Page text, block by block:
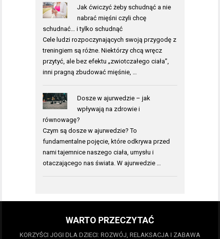
Jak ćwiczyć żeby schudnąć a nie
nabrać mięśni czyli chcę
schudnać… i tylko schudnąć
Cele ludzi rozpoczynających swoją przygodę z
treningiem są różne. Niektórzy chcą wręcz
przytyć, ale bez efektu „zwiotczałego ciała”,
inni pragną zbudować mięśnie, …
Dosze w ajurwedzie – jak
wpływają na zdrowie i
równowagę?
Czym są dosze w ajurwedzie? To
fundamentalne pojęcie, które odkrywa przed
nami tajemnice naszego ciała, umysłu i
otaczającego nas świata. W ajurwedzie …
WARTO PRZECZYTAĆ
KORZYŚCI JOGI DLA DZIECI: ROZWÓJ, RELAKSACJA I ZABAWA